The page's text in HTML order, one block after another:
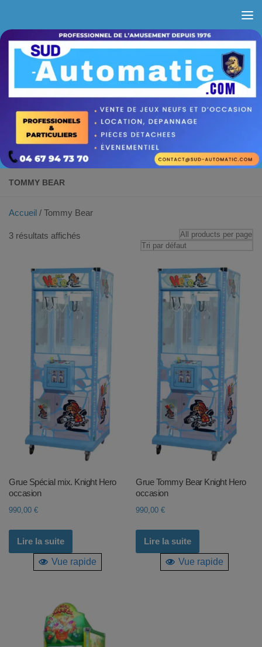
TOMMY BEAR
Accueil / Tommy Bear
3 résultats affichés
Grue Spécial mix. Knight Hero
occasion
990,00 €
Lire la suite
Vue rapide
Grue Tommy Bear Knight Hero
occasion
990,00€
Lire la suite
Vue rapide